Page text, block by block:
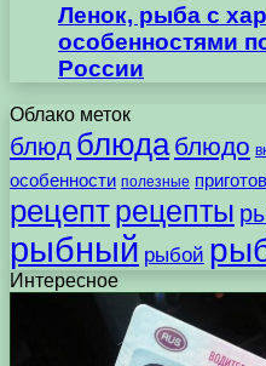
Ленок, рыба с
особенностями
России
Облако меток
блюд блюда блюдо
особенности полезные
рецептрецепты
рыбный рыбой
Интересное